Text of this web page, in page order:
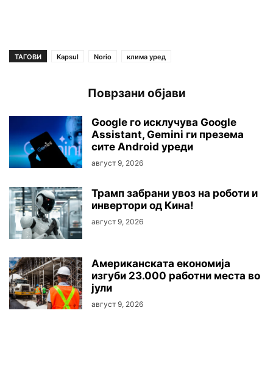
ТАГОВИ Kapsul Norio клима уред
Поврзани објави
Google го исклучува Google
Assistant, Gemini ги презема
сите Android уреди
август 9, 2026
Трамп забрани увоз на роботи и
инвертори од Кина!
август 9, 2026
Американската економија
изгуби 23.000 работни места во
јули
август 9, 2026